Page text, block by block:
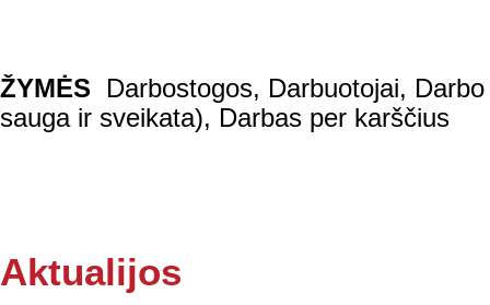
ŽYMĖS Darbostogos, Darbuotojai,
sauga ir sveikata), Darbas per karščius
Aktualijos